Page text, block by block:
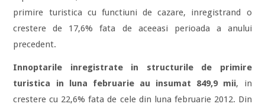
primire turistica cu functiuni de cazare, inregistrand o
crestere de 17,6% fata de aceeasi perioada a anului
precedent.
Innoptarile inregistrate in structurile de primire
turistica in luna februarie au insumat 849,9 mii, in
crestere cu 22,6% fata de cele din luna februarie 2012. Din